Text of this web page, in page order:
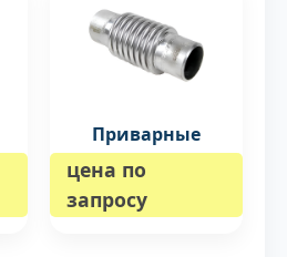
Приварные
цена по
запросу